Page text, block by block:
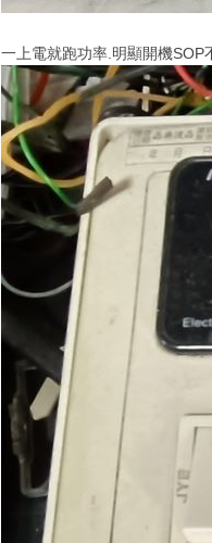
一上電就跑功率.明顯開機SOP